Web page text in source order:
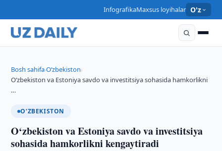
InfografikaMaxsus loyihalar O'z
Bosh sahifa›O‘zbekiston›
O‘zbekiston va Estoniya savdo va investitsiya sohasida hamkorlikni
…
O‘ZBEKISTON
O‘zbekiston va Estoniya savdo va investitsiya
sohasida hamkorlikni kengaytiradi